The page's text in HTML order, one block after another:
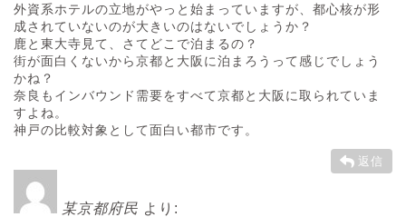
外資系ホテルの立地がやっと始まっていますが、都心核が形
成されていないのが大きいのはないでしょうか？
鹿と東大寺見て、さてどこで泊まるの？
街が面白くないから京都と大阪に泊まろうって感じでしょう
かね？
奈良もインバウンド需要をすべて京都と大阪に取られていま
すよね。
神戸の比較対象として面白い都市です。
返信
某京都府民 より: